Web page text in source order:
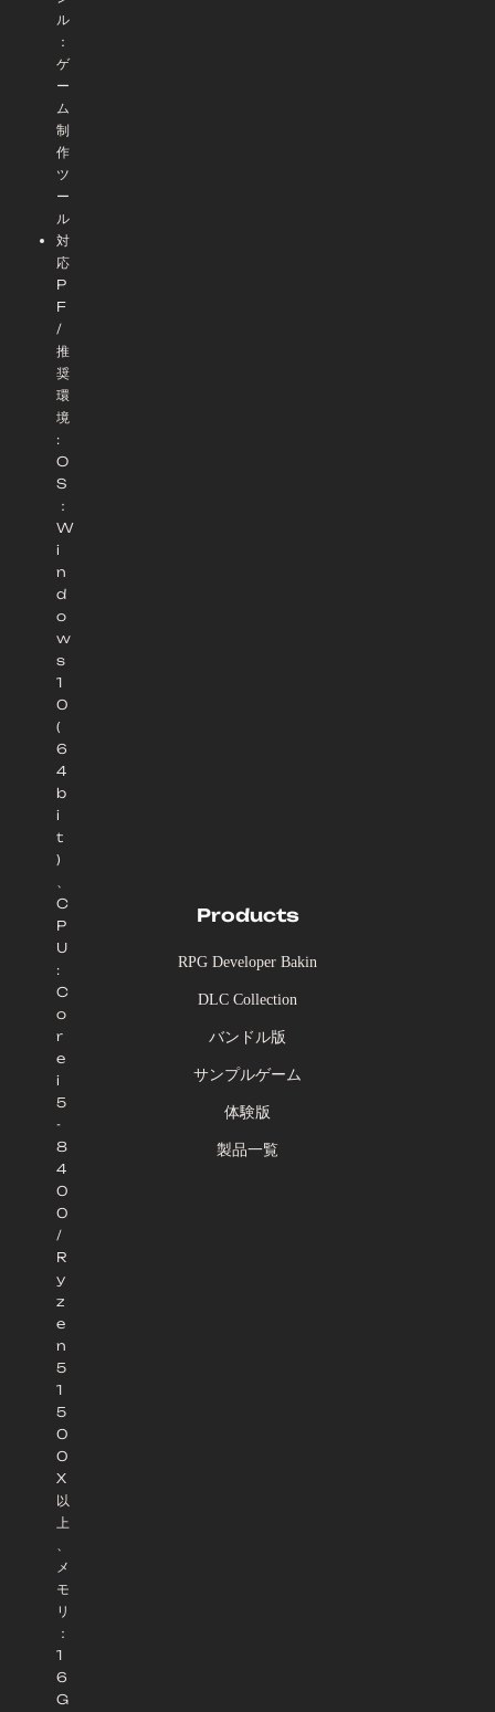
ル
：
ゲ
ー
ム
制
作
ツ
ー
ル
対
応
P
F
/
推
奨
環
境
:
O
S
：
W
i
n
d
o
w
s
1
0
(
6
4
b
i
t
)
、
C
P
U
:
C
o
r
e
i
5
-
8
4
0
0
/
R
y
z
e
n
5
1
5
0
0
X
以
上
、
メ
モ
リ
：
1
6
G
Products
RPG Developer Bakin
DLC Collection
バンドル版
サンプルゲーム
体験版
製品一覧